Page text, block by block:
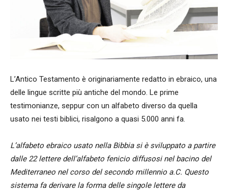
L’Antico Testamento è originariamente redatto in ebraico, una
delle lingue scritte più antiche del mondo. Le prime
testimonianze, seppur con un alfabeto diverso da quella
usato nei testi biblici, risalgono a quasi 5.000 anni fa.
L’alfabeto ebraico usato nella Bibbia si è sviluppato a partire
dalle 22 lettere dell’alfabeto fenicio diffusosi nel bacino del
Mediterraneo nel corso del secondo millennio a.C. Questo
sistema fa derivare la forma delle singole lettere da